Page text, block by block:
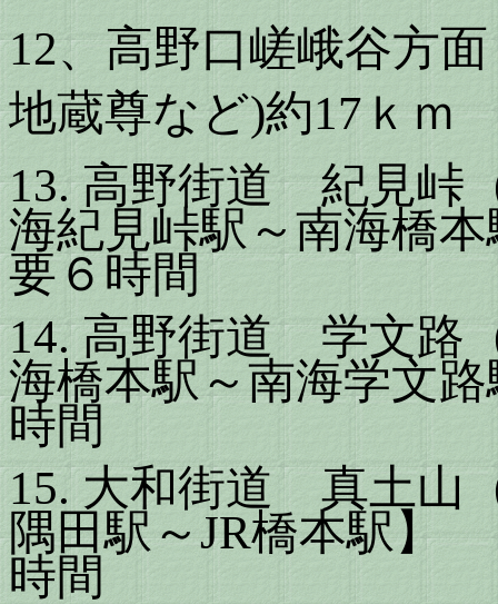
12、高野口嵯峨谷方
地蔵尊など)約17ｋ
13.高野街道 紀見峠
海紀見峠駅～南海橋
要６時間
14.高野街道 学文
海橋本駅～南海学文
時間
15. 大和街道 真土山
隅田駅～JR橋本駅
時間